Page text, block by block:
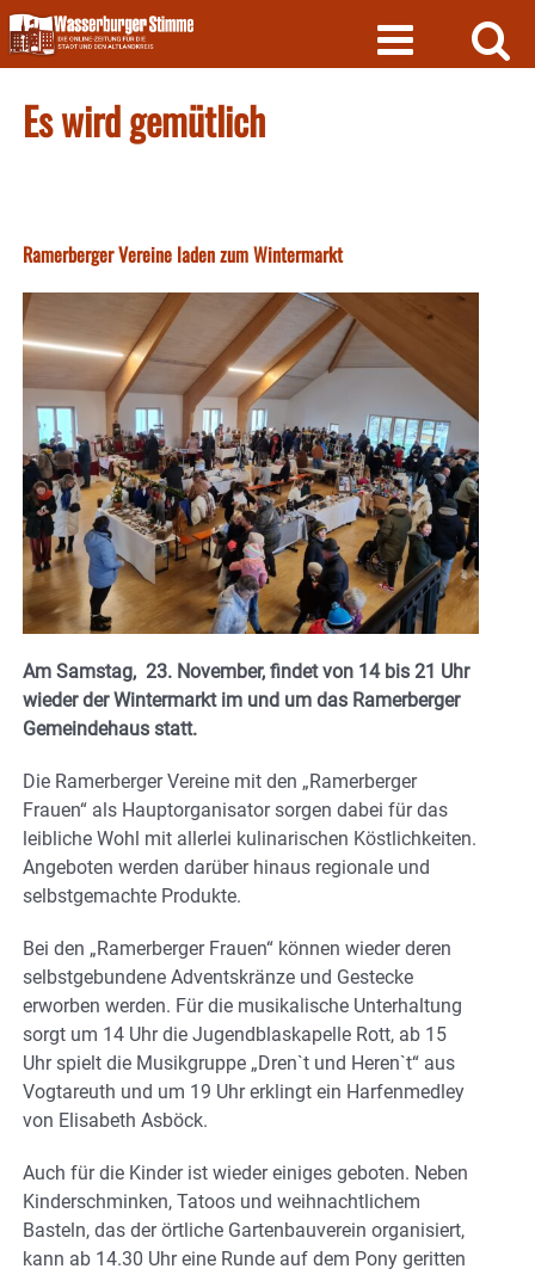
Skip
to
content
Es wird gemütlich
Ramerberger Vereine laden zum Wintermarkt
Am Samstag, 23. November, findet von 14 bis 21 Uhr
wieder der Wintermarkt im und um das Ramerberger
Gemeindehaus statt.
Die Ramerberger Vereine mit den „Ramerberger
Frauen“ als Hauptorganisator sorgen dabei für das
leibliche Wohl mit allerlei kulinarischen Köstlichkeiten.
Angeboten werden darüber hinaus regionale und
selbstgemachte Produkte.
Bei den „Ramerberger Frauen“ können wieder deren
selbstgebundene Adventskränze und Gestecke
erworben werden. Für die musikalische Unterhaltung
sorgt um 14 Uhr die Jugendblaskapelle Rott, ab 15
Uhr spielt die Musikgruppe „Dren`t und Heren`t“ aus
Vogtareuth und um 19 Uhr erklingt ein Harfenmedley
von Elisabeth Asböck.
Auch für die Kinder ist wieder einiges geboten. Neben
Kinderschminken, Tatoos und weihnachtlichem
Basteln, das der örtliche Gartenbauverein organisiert,
kann ab 14.30 Uhr eine Runde auf dem Pony geritten